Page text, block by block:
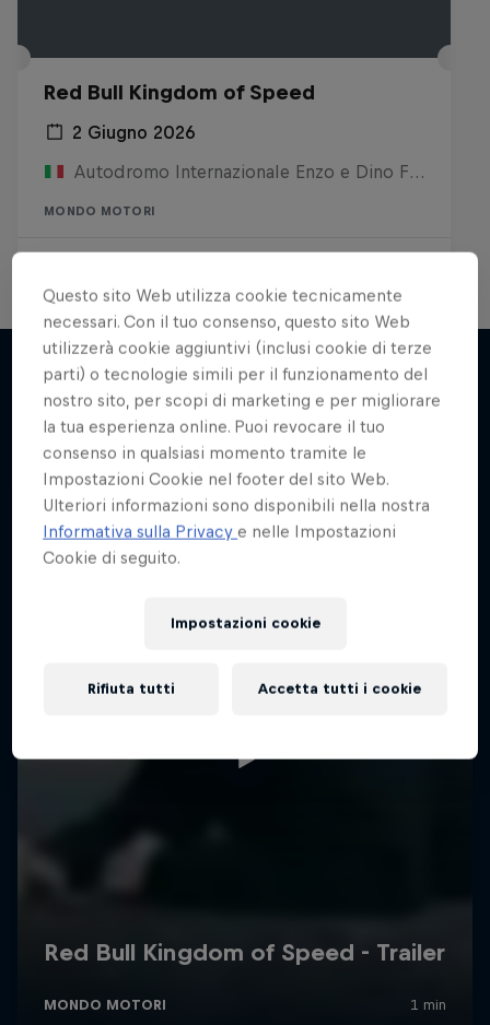
Red Bull Kingdom of Speed
2 Giugno 2026
Autodromo Internazionale Enzo e Dino Ferrari, Italia
MONDO MOTORI
Potrebbe interessarti anche
Questo sito Web utilizza cookie tecnicamente
necessari. Con il tuo consenso, questo sito Web
utilizzerà cookie aggiuntivi (inclusi cookie di terze
parti) o tecnologie simili per il funzionamento del
nostro sito, per scopi di marketing e per migliorare
la tua esperienza online. Puoi revocare il tuo
consenso in qualsiasi momento tramite le
Impostazioni Cookie nel footer del sito Web.
Ulteriori informazioni sono disponibili nella nostra
Informativa sulla Privacye nelle Impostazioni
Cookie di seguito.
Impostazioni cookie
Rifiuta tutti Accetta tutti i cookie